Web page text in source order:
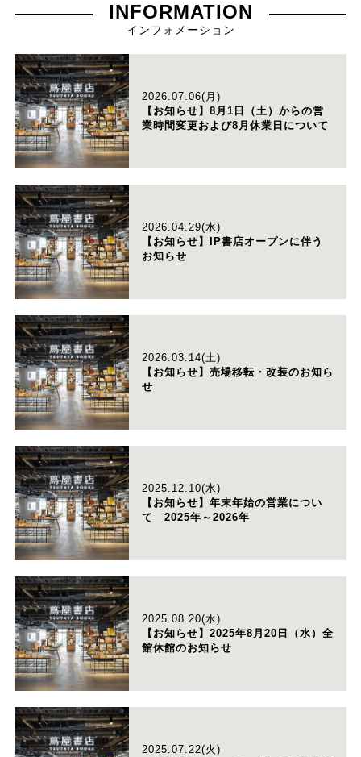
INFORMATION
インフォメーション
2026.07.06(月)
【お知らせ】8月1日（土）からの営
業時間変更および8月休業日について
2026.04.29(水)
【お知らせ】IP書店オープンに伴う
お知らせ
2026.03.14(土)
【お知らせ】売場移転・改装のお知ら
せ
2025.12.10(水)
【お知らせ】年末年始の営業につい
て 2025年～2026年
2025.08.20(水)
【お知らせ】2025年8月20日（水）全
館休館のお知らせ
2025.07.22(火)